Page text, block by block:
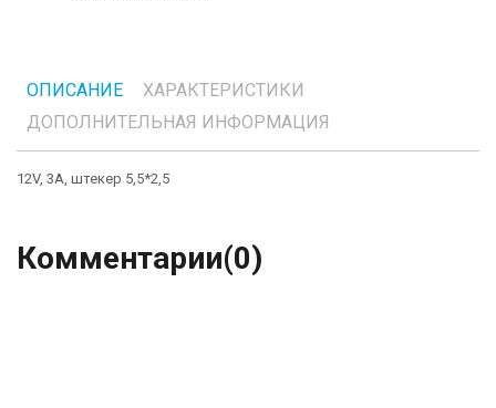
ОПИСАНИЕ
ХАРАКТЕРИСТИКИ
ДОПОЛНИТЕЛЬНАЯ ИНФОРМАЦИЯ
12V, 3A, штекер 5,5*2,5
Комментарии(0)